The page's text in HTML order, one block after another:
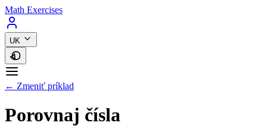
Math Exercises
UK
← Zmeniť príklad
Porovnaj čísla